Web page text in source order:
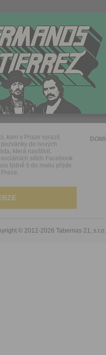
kam v Praze vyrazit.
do nových
která navštívit.
sítích Facebook
týdně ti do mailu přijde
© 2012-2026 Tabernas 21, s.r.o.